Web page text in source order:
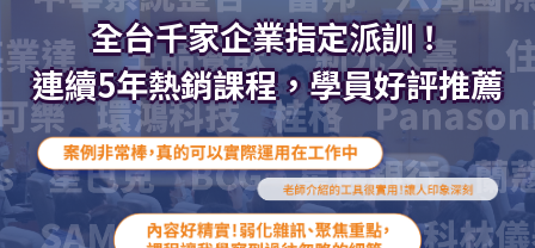
全台千家企業指定派訓！
連續5年熱銷課程，學員好評推薦